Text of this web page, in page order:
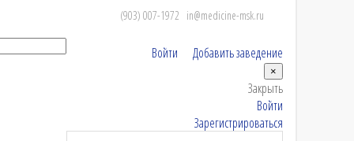
(903) 007-1972 in@medicine-msk.ru
Войти Добавить заведение
×
Закрыть
Войти
Зарегистрироваться